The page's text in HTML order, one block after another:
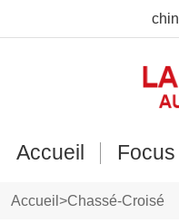
Accueil
Accueil >Chassé-Croisé